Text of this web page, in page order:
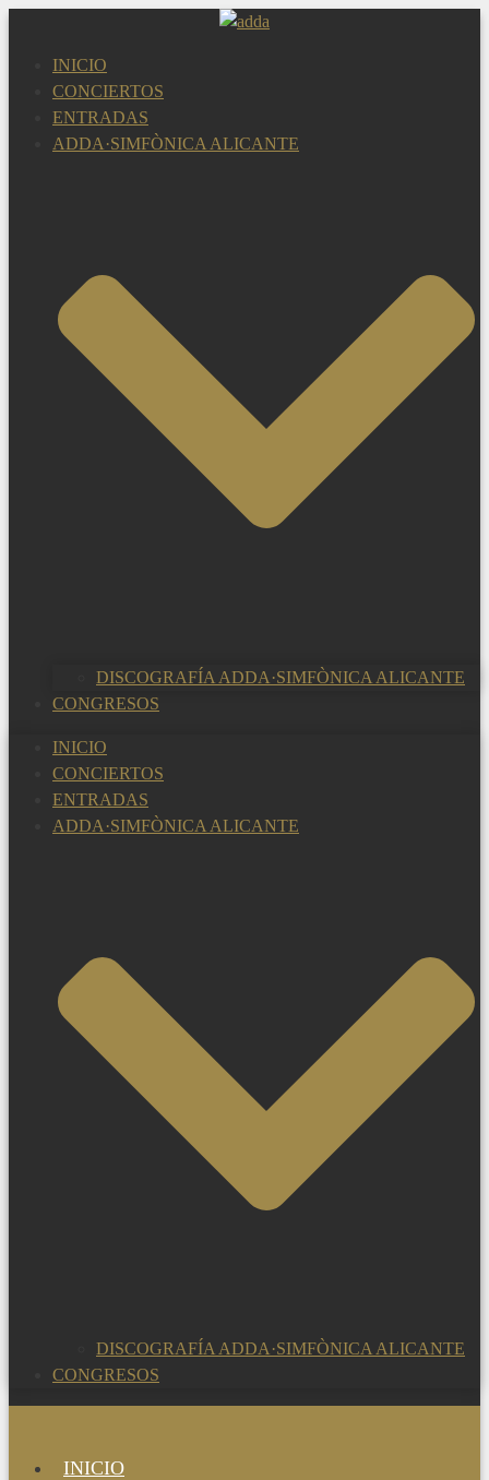
contenidoINICIO
CONCIERTOS
ENTRADAS
ADDA·SIMFÒNICA ALICANTE
DISCOGRAFÍA ADDA·SIMFÒNICA ALICANTE
CONGRESOS
INICIO
CONCIERTOS
ENTRADAS
ADDA·SIMFÒNICA ALICANTE
DISCOGRAFÍA ADDA·SIMFÒNICA ALICANTE
CONGRESOS
INICIO